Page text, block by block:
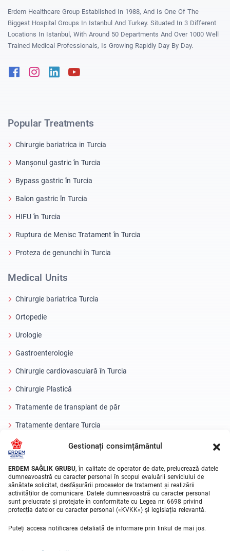
Gestionați consimțământul
ERDEM SAĞLIK GRUBU, în calitate de operator de date, prelucrează datele
dumneavoastră cu caracter personal în scopul evaluării serviciului de
sănătate solicitat, desfășurării proceselor de tratament și realizării
activităților de comunicare. Datele dumneavoastră cu caracter personal
sunt prelucrate și protejate în conformitate cu Legea nr. 6698 privind
protecția datelor cu caracter personal («KVKK») și legislația relevantă.
Puteți accesa notificarea detaliată de informare prin linkul de mai jos.
Erdem Healthcare Group Established In 1988, And Is One Of The
Biggest Hospital Groups In Istanbul And Turkey. Situated In 3 Different
Locations In Istanbul, With Around 50 Departments And Over 1000 Well
Trained Medical Professionals, Is Growing Rapidly Day By Day.
FacebookInstagram
Linkedin
Popular Treatments
Chirurgie bariatrica in Turcia
Manșonul gastric în Turcia
Bypass gastric în Turcia
Balon gastric în Turcia
HIFU în Turcia
Ruptura de Menisc Tratament în Turcia
Proteza de genunchi în Turcia
Medical Units
Chirurgie bariatrica Turcia
Ortopedie
Urologie
Gastroenterologie
Chirurgie cardiovasculară în Turcia
Chirurgie Plastică
Tratamente de transplant de păr
Tratamente dentare Turcia
Ochi cu laser
About Erdem
Despre noi
Unitati Medicale
Echipa medicala